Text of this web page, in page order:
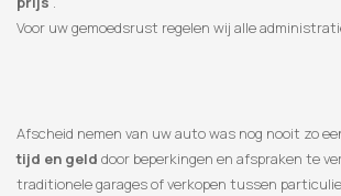
Voor uw gemoedsrust regelen wij alle
Afscheid nemen van uw auto was nog nooit zo
tijd en geld door beperkingen en afspraken te
traditionele garages of verkopen tussen